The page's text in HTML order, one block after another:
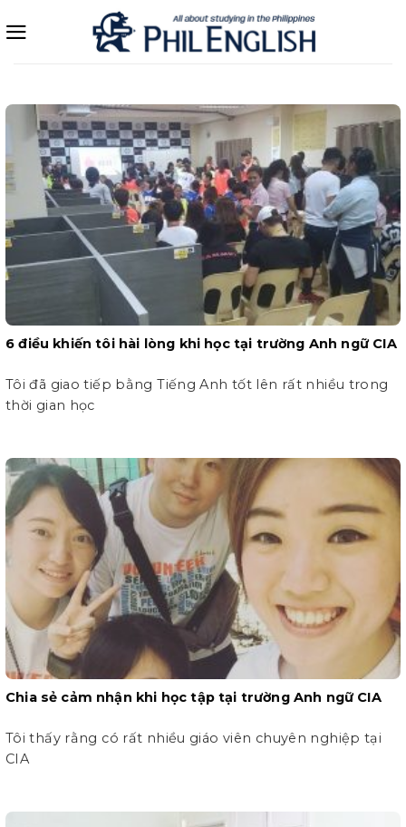
qua
6 điều khiến tôi hài lòng khi học tại trường Anh ngữ CIA
Tôi đã giao tiếp bằng Tiếng Anh tốt lên rất nhiều trong
thời gian học
Chia sẻ cảm nhận khi học tập tại trường Anh ngữ CIA
Tôi thấy rằng có rất nhiều giáo viên chuyên nghiệp tại
CIA